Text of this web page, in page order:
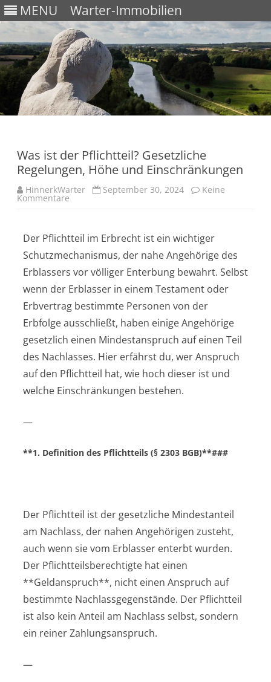
MENU Warter-Immobilien
Was ist der Pflichtteil? Gesetzliche
Regelungen, Höhe und Einschränkungen
HinnerkWarter September 30, 2024 Keine
Kommentare
Der Pflichtteil im Erbrecht ist ein wichtiger
Schutzmechanismus, der nahe Angehörige des
Erblassers vor völliger Enterbung bewahrt. Selbst
wenn der Erblasser in einem Testament oder
Erbvertrag bestimmte Personen von der
Erbfolge ausschließt, haben einige Angehörige
gesetzlich einen Mindestanspruch auf einen Teil
des Nachlasses. Hier erfährst du, wer Anspruch
auf den Pflichtteil hat, wie hoch dieser ist und
welche Einschränkungen bestehen.
—
**1. Definition des Pflichtteils (§ 2303 BGB)**###
Der Pflichtteil ist der gesetzliche Mindestanteil
am Nachlass, der nahen Angehörigen zusteht,
auch wenn sie vom Erblasser enterbt wurden.
Der Pflichtteilsberechtigte hat einen
**Geldanspruch**, nicht einen Anspruch auf
bestimmte Nachlassgegenstände. Der Pflichtteil
ist also kein Anteil am Nachlass selbst, sondern
ein reiner Zahlungsanspruch.
—